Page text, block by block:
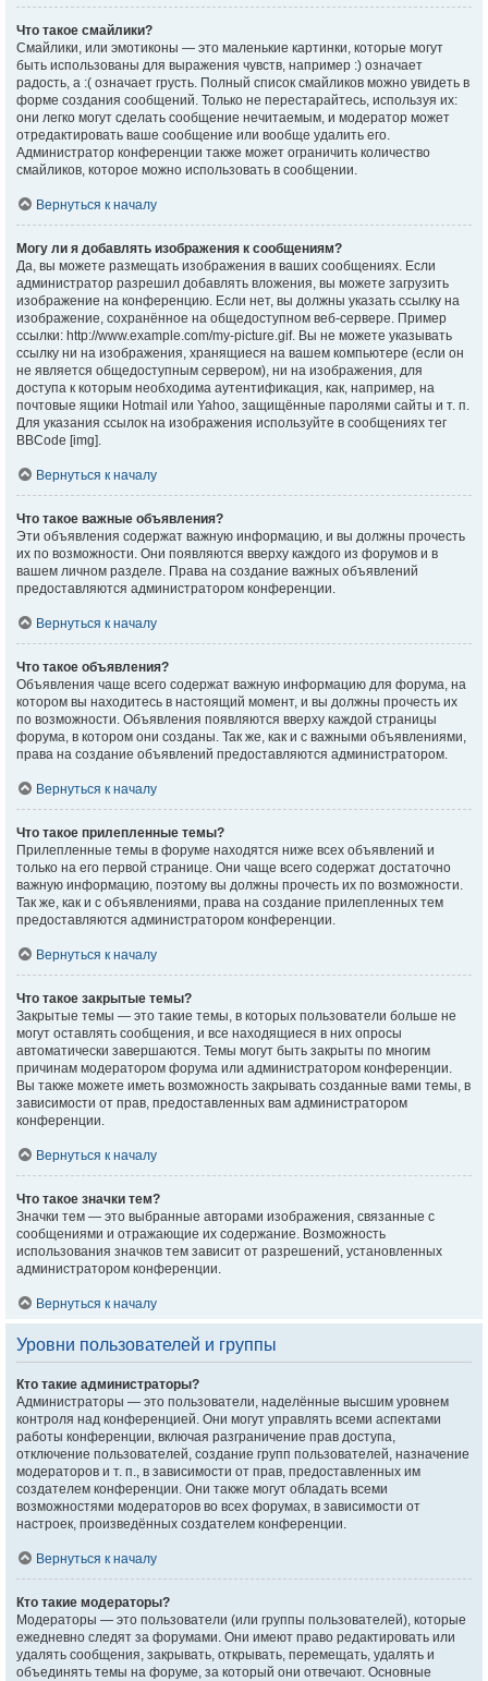
Что такое смайлики?
Смайлики, или эмотиконы — это маленькие картинки, которые могут
быть использованы для выражения чувств, например :) означает
радость, а :( означает грусть. Полный список смайликов можно увидеть в
форме создания сообщений. Только не перестарайтесь, используя их:
они легко могут сделать сообщение нечитаемым, и модератор может
отредактировать ваше сообщение или вообще удалить его.
Администратор конференции также может ограничить количество
смайликов, которое можно использовать в сообщении.
Вернуться к началу
Могу ли я добавлять изображения к сообщениям?
Да, вы можете размещать изображения в ваших сообщениях. Если
администратор разрешил добавлять вложения, вы можете загрузить
изображение на конференцию. Если нет, вы должны указать ссылку на
изображение, сохранённое на общедоступном веб-сервере. Пример
ссылки: http://www.example.com/my-picture.gif. Вы не можете указывать
ссылку ни на изображения, хранящиеся на вашем компьютере (если он
не является общедоступным сервером), ни на изображения, для
доступа к которым необходима аутентификация, как, например, на
почтовые ящики Hotmail или Yahoo, защищённые паролями сайты и т. п.
Для указания ссылок на изображения используйте в сообщениях тег
BBCode [img].
Вернуться к началу
Что такое важные объявления?
Эти объявления содержат важную информацию, и вы должны прочесть
их по возможности. Они появляются вверху каждого из форумов и в
вашем личном разделе. Права на создание важных объявлений
предоставляются администратором конференции.
Вернуться к началу
Что такое объявления?
Объявления чаще всего содержат важную информацию для форума, на
котором вы находитесь в настоящий момент, и вы должны прочесть их
по возможности. Объявления появляются вверху каждой страницы
форума, в котором они созданы. Так же, как и с важными объявлениями,
права на создание объявлений предоставляются администратором.
Вернуться к началу
Что такое прилепленные темы?
Прилепленные темы в форуме находятся ниже всех объявлений и
только на его первой странице. Они чаще всего содержат достаточно
важную информацию, поэтому вы должны прочесть их по возможности.
Так же, как и с объявлениями, права на создание прилепленных тем
предоставляются администратором конференции.
Вернуться к началу
Что такое закрытые темы?
Закрытые темы — это такие темы, в которых пользователи больше не
могут оставлять сообщения, и все находящиеся в них опросы
автоматически завершаются. Темы могут быть закрыты по многим
причинам модератором форума или администратором конференции.
Вы также можете иметь возможность закрывать созданные вами темы, в
зависимости от прав, предоставленных вам администратором
конференции.
Вернуться к началу
Что такое значки тем?
Значки тем — это выбранные авторами изображения, связанные с
сообщениями и отражающие их содержание. Возможность
использования значков тем зависит от разрешений, установленных
администратором конференции.
Вернуться к началу
Уровни пользователей и группы
Кто такие администраторы?
Администраторы — это пользователи, наделённые высшим уровнем
контроля над конференцией. Они могут управлять всеми аспектами
работы конференции, включая разграничение прав доступа,
отключение пользователей, создание групп пользователей, назначение
модераторов и т. п., в зависимости от прав, предоставленных им
создателем конференции. Они также могут обладать всеми
возможностями модераторов во всех форумах, в зависимости от
настроек, произведённых создателем конференции.
Вернуться к началу
Кто такие модераторы?
Модераторы — это пользователи (или группы пользователей), которые
ежедневно следят за форумами. Они имеют право редактировать или
удалять сообщения, закрывать, открывать, перемещать, удалять и
объединять темы на форуме, за который они отвечают. Основные